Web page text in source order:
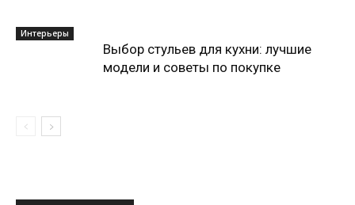
Интерьеры
Выбор стульев для кухни: лучшие
модели и советы по покупке